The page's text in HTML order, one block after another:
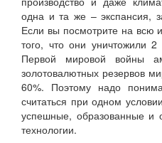
одна и та же – экспансия,
Если вы посмотрите на всю
того, что они уничтожили
Первой мировой войны
золотовалютных резервов
60%. Поэтому надо
считаться при одном
успешные, образованные и
технологии.